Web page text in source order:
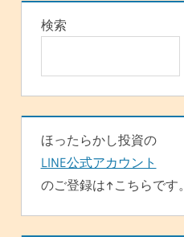
ー
シ
ョ
ン
検索
ほったらかし投資の
LINE公式アカウント
のご登録は↑こちらです。